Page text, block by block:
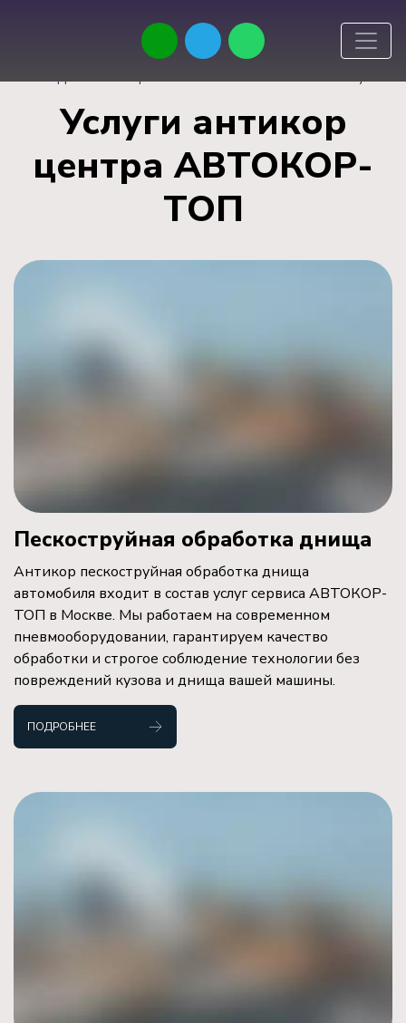
Антикоррозийная обработка автомобиля в Москве>Услуги
Услуги антикор
центра АВТОКОР-
ТОП
Пескоструйная обработка днища
Антикор пескоструйная обработка днища
автомобиля входит в состав услуг сервиса АВТОКОР-
ТОП в Москве. Мы работаем на современном
пневмооборудовании, гарантируем качество
обработки и строгое соблюдение технологии без
повреждений кузова и днища вашей машины.
ПОДРОБНЕЕ